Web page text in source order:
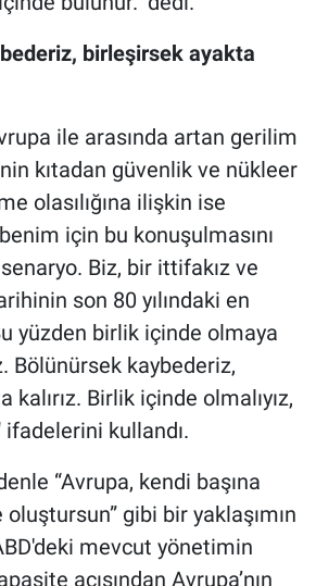
birleşirsek ayakta
ile arasında artan gerilim
kıtadan güvenlik ve nükleer
olasılığına ilişkin ise
için bu konuşulmasını
Biz, bir ittifakız ve
son 80 yılındaki en
yüzden birlik içinde olmaya
Bölünürsek kaybederiz,
kalırız. Birlik içinde olmalıyız,
kullandı.
“Avrupa, kendi başına
gibi bir yaklaşımın
mevcut yönetimin
açısından Avrupa’nın